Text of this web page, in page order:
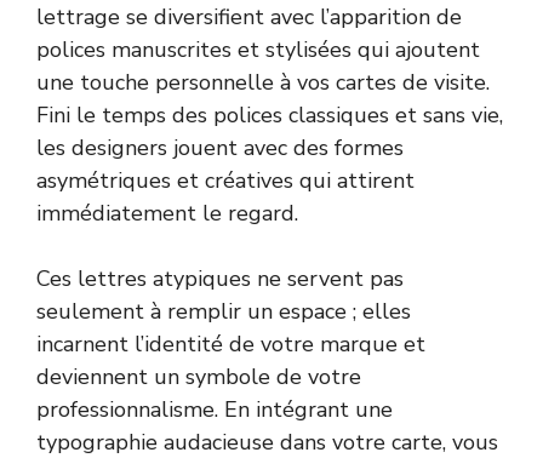
lettrage se diversifient avec l’apparition de
polices manuscrites et stylisées qui ajoutent
une touche personnelle à vos cartes de visite.
Fini le temps des polices classiques et sans vie,
les designers jouent avec des formes
asymétriques et créatives qui attirent
immédiatement le regard.
Ces lettres atypiques ne servent pas
seulement à remplir un espace ; elles
incarnent l’identité de votre marque et
deviennent un symbole de votre
professionnalisme. En intégrant une
typographie audacieuse dans votre carte, vous